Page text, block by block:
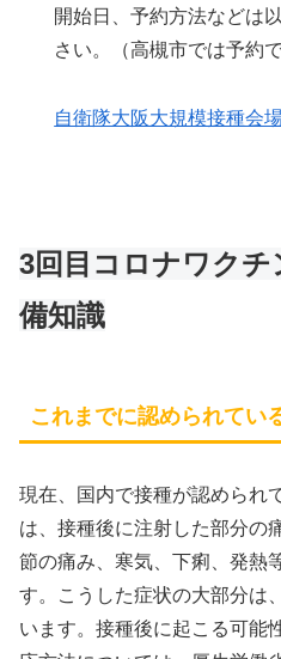
開始日、予約方法などは
さい。（高槻市では予約
自衛隊大阪大規模接種会
3回目コロナワクチ
備知識
これまでに認められてい
現在、国内で接種が認められ
は、接種後に注射した部分の
節の痛み、寒気、下痢、発熱
す。こうした症状の大部分は
います。接種後に起こる可能